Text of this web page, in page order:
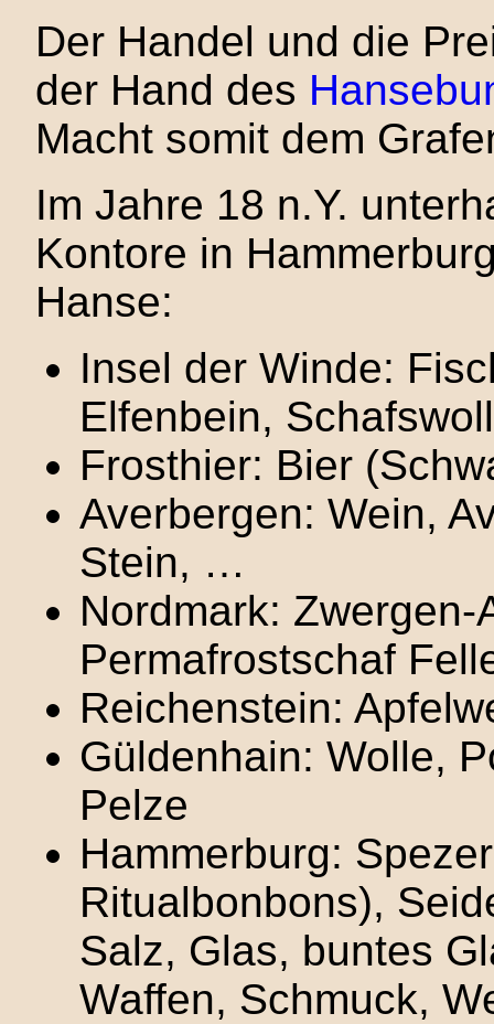
Der Handel und die
der Hand des
Macht somit dem
Im Jahre 18 n.Y.
Kontore in
Hanse:
Insel der Winde:
Elfenbein,
Frosthier: Bier
Averbergen: Wein,
Stein, …
Nordmark: Zwergen-
Permafrostschaf
Reichenstein:
Güldenhain: Wolle,
Pelze
Hammerburg:
Ritualbonbons),
Salz, Glas, buntes
Waffen, Schmuck,